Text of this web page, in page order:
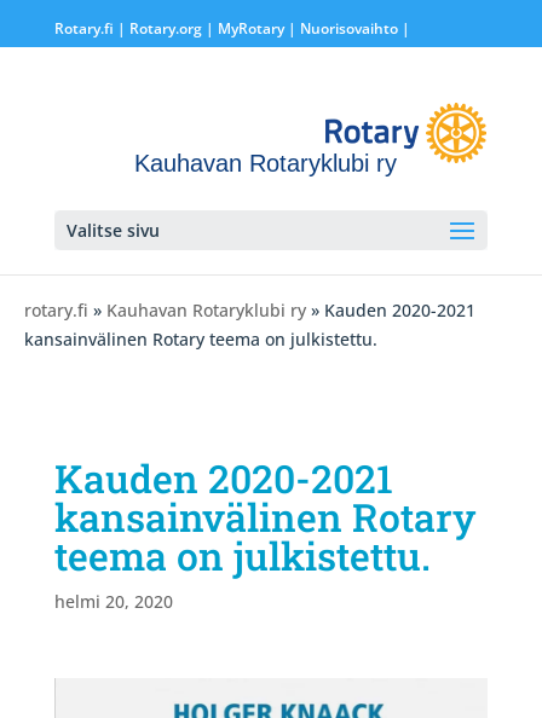
Rotary.fi | Rotary.org| MyRotary | Nuorisovaihto|
Kauhavan Rotaryklubi ry
Valitse sivu
rotary.fi » Kauhavan Rotaryklubi ry » Kauden 2020-2021
kansainvälinen Rotary teema on julkistettu.
Kauden 2020-2021
kansainvälinen Rotary
teema on julkistettu.
helmi 20, 2020